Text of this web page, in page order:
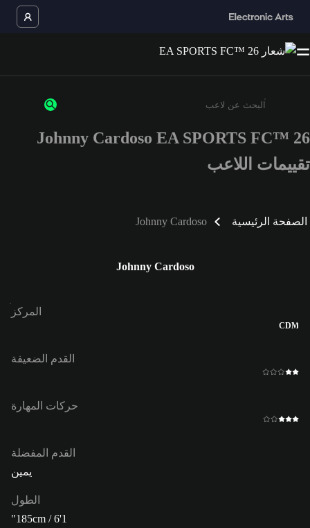
أدخل 3 أحرف أو أرقام على الأقل
Johnny Cardoso EA SPORTS FC™ 26
تقييمات اللاعب
الصفحة الرئيسية Johnny Cardoso
Johnny Cardoso
المركز
CDM
القدم الضعيفة
حركات المهارة
القدم المفضلة
يمين
الطول
185cm / 6'1"